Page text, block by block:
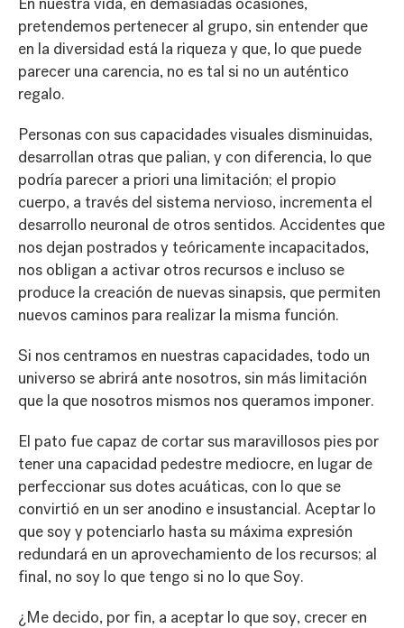
pretendemos pertenecer al grupo, sin entender que
en la diversidad está la riqueza y que, lo que puede
parecer una carencia, no es tal si no un auténtico
regalo.
Personas con sus capacidades visuales disminuidas,
desarrollan otras que palian, y con diferencia, lo que
podría parecer a priori una limitación; el propio
cuerpo, a través del sistema nervioso, incrementa el
desarrollo neuronal de otros sentidos. Accidentes que
nos dejan postrados y teóricamente incapacitados,
nos obligan a activar otros recursos e incluso se
produce la creación de nuevas sinapsis, que permiten
nuevos caminos para realizar la misma función.
Si nos centramos en nuestras capacidades, todo un
universo se abrirá ante nosotros, sin más limitación
que la que nosotros mismos nos queramos imponer.
El pato fue capaz de cortar sus maravillosos pies por
tener una capacidad pedestre mediocre, en lugar de
perfeccionar sus dotes acuáticas, con lo que se
convirtió en un ser anodino e insustancial. Aceptar lo
que soy y potenciarlo hasta su máxima expresión
redundará en un aprovechamiento de los recursos; al
final, no soy lo que tengo si no lo que Soy.
¿Me decido, por fin, a aceptar lo que soy, crecer en